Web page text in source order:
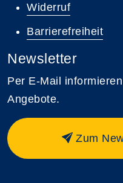
Widerruf
Barrierefreiheit
Newsletter
Per E-Mail
Angebote.
Zum